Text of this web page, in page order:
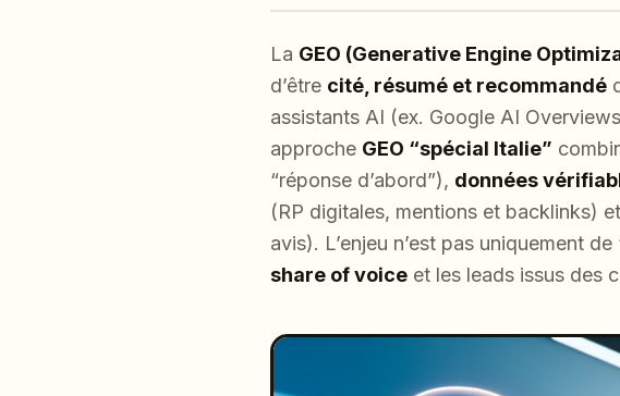
La GEO (Generative Engine
d’être cité, résumé et recommandé
assistants AI (ex. Google AI
approche GEO “spécial Italie”
“réponse d’abord”), données
(RP digitales, mentions et backlinks) et
avis). L’enjeu n’est pas uniquement
share of voice et les leads issus des